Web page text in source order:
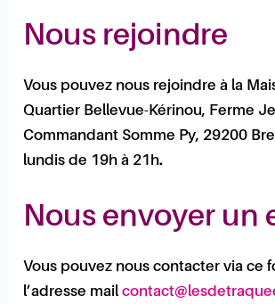
Nous rejoindre
Vous pouvez nous rejoindre à la
Quartier Bellevue-Kérinou, Ferme
Commandant Somme Py, 29200
lundis de 19h à 21h.
Nous envoyer un
Vous pouvez nous contacter via ce
l’adresse mail